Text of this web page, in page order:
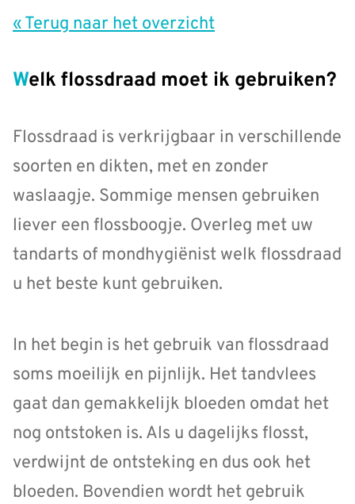
« Terug naar het overzicht
Welk flossdraad moet ik gebruiken?
Flossdraad is verkrijgbaar in verschillende
soorten en dikten, met en zonder
waslaagje. Sommige mensen gebruiken
liever een flossboogje. Overleg met uw
tandarts of mondhygiënist welk flossdraad
u het beste kunt gebruiken.
In het begin is het gebruik van flossdraad
soms moeilijk en pijnlijk. Het tandvlees
gaat dan gemakkelijk bloeden omdat het
nog ontstoken is. Als u dagelijks flosst,
verdwijnt de ontsteking en dus ook het
bloeden. Bovendien wordt het gebruik